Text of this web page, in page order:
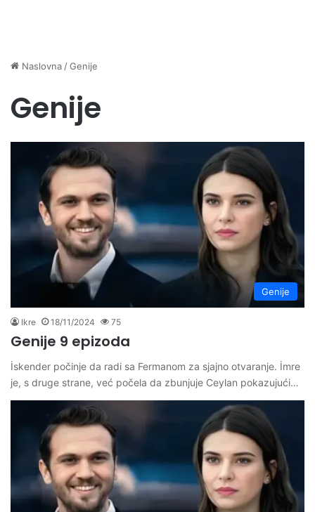
Naslovna /Genije
Genije
Genije
Ikre 18/11/2024 75
Genije 9 epizoda
İskender počinje da radi sa Fermanom za sjajno otvaranje. İmre
je, s druge strane, već počela da zbunjuje Ceylan pokazujući…